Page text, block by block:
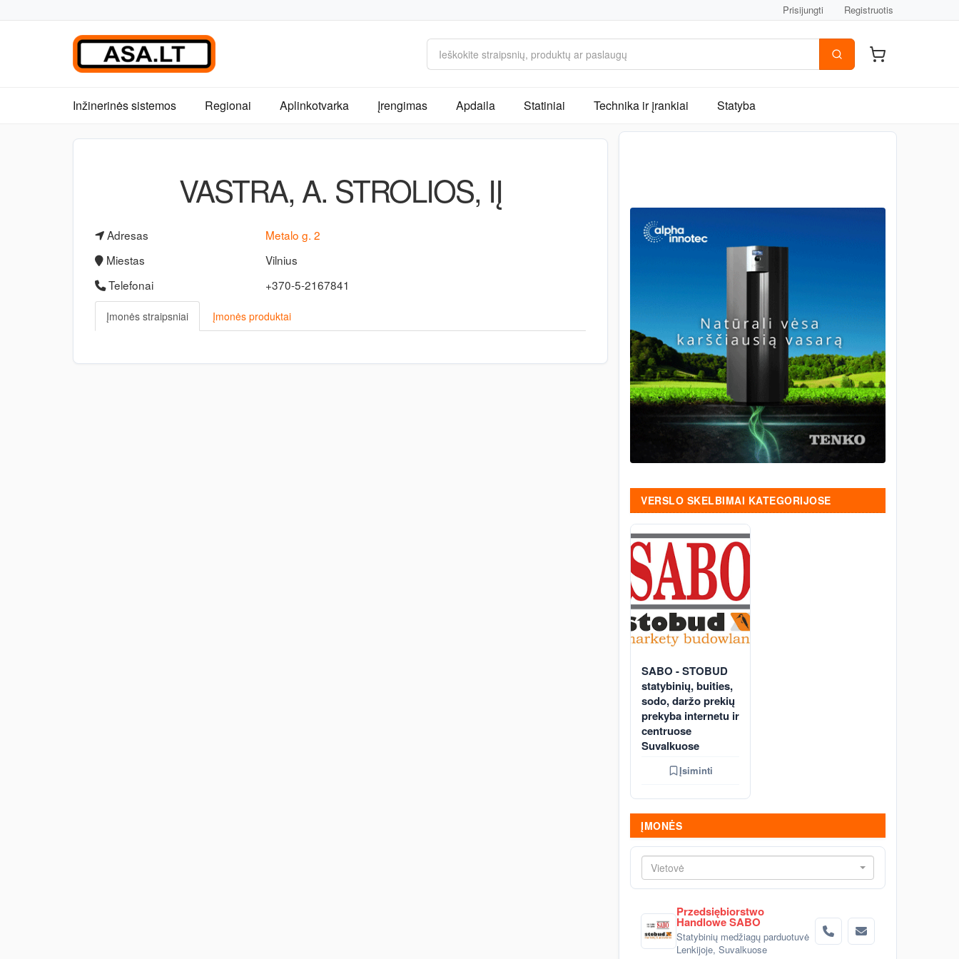
Prisijungti Registruotis
Inžinerinės sistemos Regionai Aplinkotvarka Įrengimas Apdaila Statiniai Technika ir įrankiai Statyba
VASTRA, A. STROLIOS, IĮ
Adresas
Metalo g. 2
Miestas
Vilnius
Telefonai
+370-5-2167841
Įmonės straipsniai Įmonės produktai
VERSLO SKELBIMAI KATEGORIJOSE
SABO - STOBUD
statybinių, buities,
sodo, daržo prekių
prekyba internetu ir
centruose
Suvalkuose
Įsiminti
ĮMONĖS
Vietovė
Przedsiębiorstwo
Handlowe SABO
Statybinių medžiagų parduotuvė
Lenkijoje, Suvalkuose